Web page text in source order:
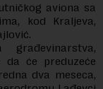
aviona sa
kod Kraljeva,
će preduzeće
dva meseca,